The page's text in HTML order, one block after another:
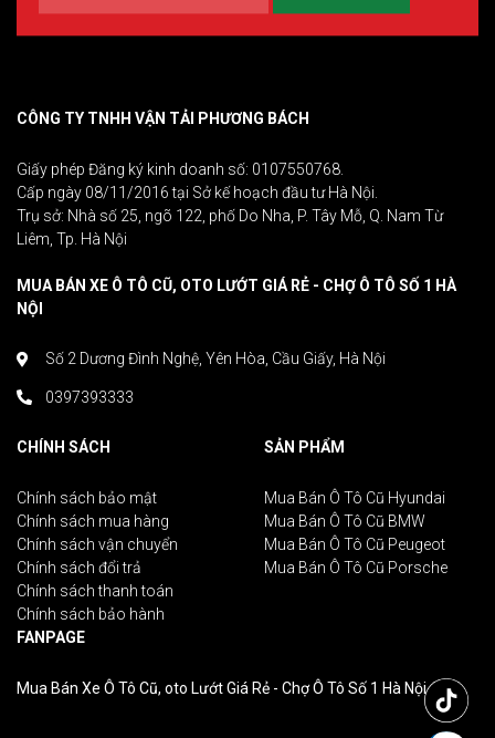
CÔNG TY TNHH VẬN TẢI PHƯƠNG BÁCH
Giấy phép Đăng ký kinh doanh số: 0107550768.
Cấp ngày 08/11/2016 tại Sở kế hoạch đầu tư Hà Nội.
Trụ sở: Nhà số 25, ngõ 122, phố Do Nha, P. Tây Mỗ, Q. Nam Từ
Liêm, Tp. Hà Nội
MUA BÁN XE Ô TÔ CŨ, OTO LƯỚT GIÁ RẺ - CHỢ Ô TÔ SỐ 1 HÀ
NỘI
Số 2 Dương Đình Nghệ, Yên Hòa, Cầu Giấy, Hà Nội
0397393333
CHÍNH SÁCH
Chính sách bảo mật
Chính sách mua hàng
Chính sách vận chuyển
Chính sách đổi trả
Chính sách thanh toán
Chính sách bảo hành
SẢN PHẨM
Mua Bán Ô Tô Cũ Hyundai
Mua Bán Ô Tô Cũ BMW
Mua Bán Ô Tô Cũ Peugeot
Mua Bán Ô Tô Cũ Porsche
FANPAGE
Mua Bán Xe Ô Tô Cũ, oto Lướt Giá Rẻ - Chợ Ô Tô Số 1 Hà Nội